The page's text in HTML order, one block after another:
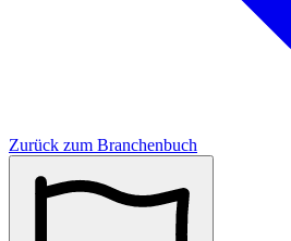
Zurück zum Branchenbuch